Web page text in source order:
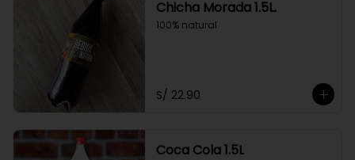
Chicha Morada 1.5L.
100% natural
S/ 22.90
Coca Cola 1.5L